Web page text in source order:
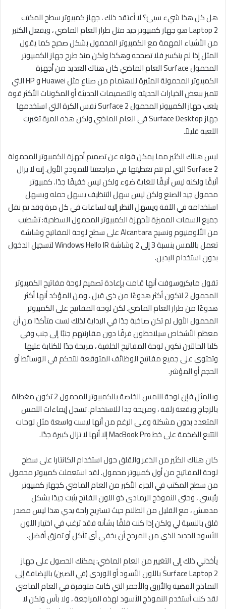
هل كل هذا شيء سيئ؟ لا أعتقد ذلك ، جهاز كمبيوتر سطح المكتب
Laptop 2 هو جهاز كمبيوتر جيد مثل طراز العام الماضي ، ويفعل الكثير
من الأشياء المهمة مع الكمبيوتر المحمول بشكل صحيح كما يقول
المثل إذا لم ينكسر فلا تصححه وهكذا ولكن منذ طرح جهاز الكمبيوتر
المحمول Surface العام الماضي كان هناك العديد من أجهزة
الكمبيوتر المحمولة المثيرة للاهتمام من صناع مثل Huawei و HP التي
تتميز ببعض الخيارات الحديثة والتصميمات الحديثة أو المكونات الأكثر قوة
يلعب جهاز الكمبيوتر المحمول Surface 2 نفس الكرة التي استخدمها
جهاز Surface Desktop في العام الماضي ولكن هذه المرة تغيرت
اللعبة قليلاً.
ليس هناك الكثير مما يمكن قوله عن تصميم أجهزة الكمبيوتر المحمولة
Surface 2 التي لم تتم تغطيتها في مراجعتنا للنموذج الأول. إنه لا يزال
أنيقًا ولكنه ليس أنيقًا للغاية ضوء ولكن ليس خفيفًا جدًا. كمبيوتر
محمول جيد الصنع ولكن ليس سهل التنظيف يسهل حمله ويسهل
استخدامه في اللفة ويسهل النظر إليه لساعات في كل مرة وقد تم نقل
جميع السمات المميزة لأجهزة الكمبيوتر المحمول السطحية: تشطيب
من الألومنيوم ونسيج Alcantara على سطح لوحة المفاتيح وشاشة
تعمل باللمس بنسبة 3 إلى 2 وشاشة Windows Hello IR لتسجيل الدخول
بدون استخدام اليدين.
تقول مايكروسوفت أنها قامت بإعادة تصميم لوحة مفاتيح الكمبيوتر
المحمول 2 لتكون أكثر هدوءًا من ذي قبل ، ومن المؤكد أنها أكثر
هدوءًا من طراز العام الماضي. لكن لوحة المفاتيح على الكمبيوتر
المحمول الأول لم تكن صاخبة جدًا في البداية لذلك لست متأكدًا من أن
معظم الأشخاص سيلاحظون فرقًا دون مقارنتهم جنبًا إلى جنب وفي
كلتا الحالتين تكون لوحة المفاتيح الخلفية ، مريحة جدًا للكتابة عليها
وتحتوي على جميع مفاتيح الوظائف المتوقعة للتحكم في الوسائط أو
الحجم أو المؤشر.
وبالمثل فإن لوحة اللمس الخاصة بالكمبيوتر المحمول 2 تكون مغطاة
بالزجاج وبقعة زلقة ، ومريحة جدا للاستخدام. تسجل إيماءات اللمس
المتعدد بدون مشكلة وعلى الرغم من أنها ليست واسعة مثل لوحات
التتبع الضخمة على خط MacBook Pro إلا أنها لا تزال كبيرة جدًا.
كان هناك الكثير من الذعر والقلق حول استخدام الكانتارا على سطح
لوحة المفاتيح من أول كمبيوتر محمول. لقد استعملت كمبيوتر محمول
من سطح المكتب في الجزء الأكبر من العام الماضي كجهاز كمبيوتر
رئيسي ، وحتى النموذج الرمادى ذو اللون الفاتح يثبت جيدًا بشكل
مدهش ، مع القليل من الظلام حيث تستريح راحة يدي هذا ليس مصدر
قلق بالنسبة لي ولكن إذا كنت قلقًا بشأنه فقد ترغب في اختيار اللون
الأسود الجديد الذي من المرجح أن يخفي أي تآكل أو تمزق أفضل.
يأخذني ذلك إلى التغيير من العام الماضي: يمكنك الحصول على جهاز
Surface Laptop 2 باللون الأسود أو الوردي (في الصين) بالإضافة إلى
النماذج الفضية والأزرق والأحمر التي كانت متوفرة في العام الماضي
لقد كنت أستخدم النموذج الأسود لهذه المراجعة ، ولا بأس ولكن لا